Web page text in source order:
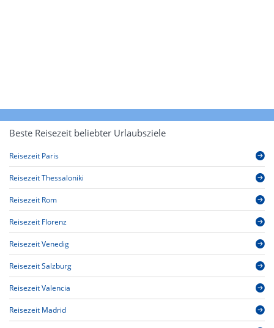
Beste Reisezeit beliebter Urlaubsziele
Reisezeit Paris
Reisezeit Thessaloniki
Reisezeit Rom
Reisezeit Florenz
Reisezeit Venedig
Reisezeit Salzburg
Reisezeit Valencia
Reisezeit Madrid